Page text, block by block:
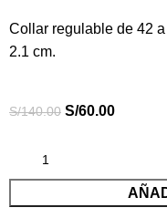
Collar regulable de 42
2.1 cm.
S/140.00 S/60.00